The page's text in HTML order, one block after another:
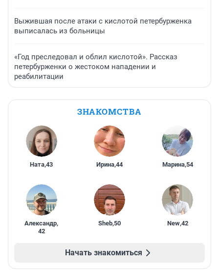
Выжившая после атаки с кислотой петербурженка
выписалась из больницы
«Год преследовал и облил кислотой». Рассказ
петербурженки о жестоком нападении и
реабилитации
ЗНАКОМСТВА
Ната,43 Ирина,44 Марина,54
Александр,
42
Sheb,50 New,42
Начать знакомиться